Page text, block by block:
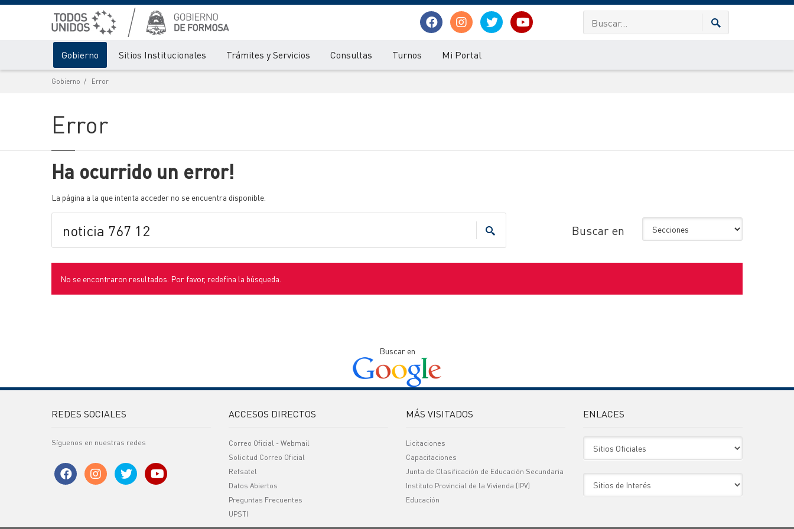
Gobierno Sitios Institucionales Trámites y Servicios Consultas Turnos Mi Portal
Gobierno Error
Error
Ha ocurrido un error!
La página a la que intenta acceder no se encuentra disponible.
Buscar en
No se encontraron resultados. Por favor, redefina la búsqueda.
Buscar en
REDES SOCIALES
Síguenos en nuestras redes
ACCESOS DIRECTOS
Correo Oficial - Webmail
Solicitud Correo Oficial
Refsatel
Datos Abiertos
Preguntas Frecuentes
UPSTI
MÁS VISITADOS
Licitaciones
Capacitaciones
Junta de Clasificación de Educación Secundaria
Instituto Provincial de la Vivienda (IPV)
Educación
ENLACES